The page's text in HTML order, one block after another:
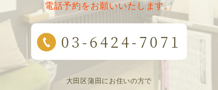
電話予約をお願いいたします。
大田区蒲田にお住いの方で